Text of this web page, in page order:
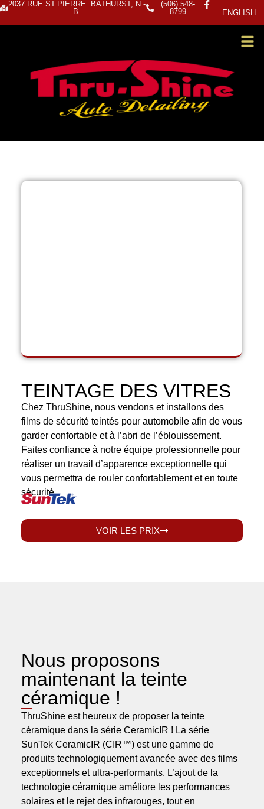
2037 RUE ST.PIERRE. BATHURST, N.-
B.
(506) 548-
8799
ENGLISH
TEINTAGE DES VITRES
Chez ThruShine, nous vendons et installons des
films de sécurité teintés pour automobile afin de vous
garder confortable et à l’abri de l’éblouissement.
Faites confiance à notre équipe professionnelle pour
réaliser un travail d’apparence exceptionnelle qui
vous permettra de rouler confortablement et en toute
sécurité.
VOIR LES PRIX
Nous proposons
maintenant la teinte
céramique !
ThruShine est heureux de proposer la teinte
céramique dans la série CeramicIR ! La série
SunTek CeramicIR (CIR™) est une gamme de
produits technologiquement avancée avec des films
exceptionnels et ultra-performants. L’ajout de la
technologie céramique améliore les performances
solaires et le rejet des infrarouges, tout en